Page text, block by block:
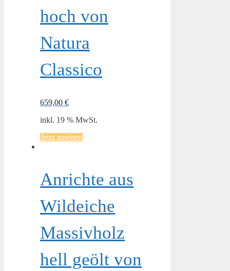
hoch von
Natura
Classico
659,00 €
inkl. 19 % MwSt.
Jetzt ansehen
Anrichte aus
Wildeiche
Massivholz
hell geölt von